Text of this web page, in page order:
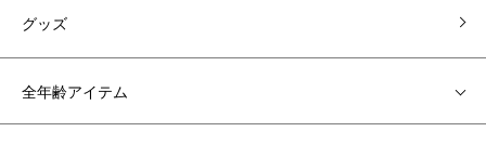
グッズ
全年齢アイテム